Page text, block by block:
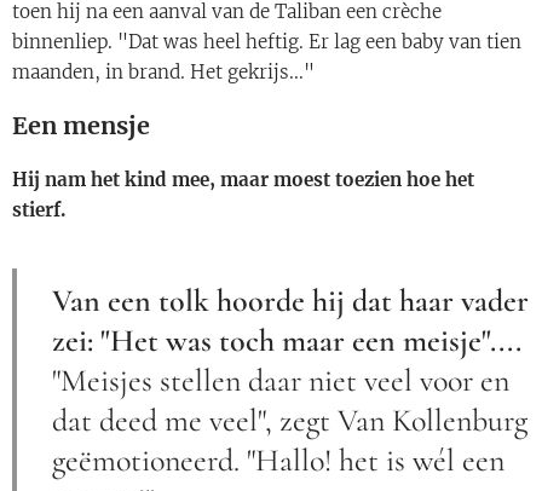
toen hij na een aanval van de Taliban een crèche
binnenliep. "Dat was heel heftig. Er lag een baby van tien
maanden, in brand. Het gekrijs..."
Een mensje
Hij nam het kind mee, maar moest toezien hoe het
stierf.
Van een tolk hoorde hij dat haar vader
zei: "Het was toch maar een meisje"....
"Meisjes stellen daar niet veel voor en
dat deed me veel", zegt Van Kollenburg
geëmotioneerd. "Hallo! het is wél een